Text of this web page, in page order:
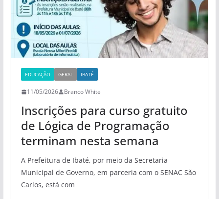
EDUCAÇÃO GERAL IBATÉ
11/05/2026 Branco White
Inscrições para curso gratuito
de Lógica de Programação
terminam nesta semana
A Prefeitura de Ibaté, por meio da Secretaria
Municipal de Governo, em parceria com o SENAC São
Carlos, está com